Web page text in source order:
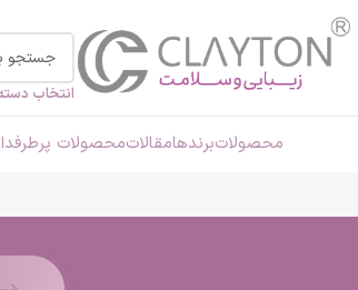
انتخاب
محصولاتبرندهامقالاتمحصولات